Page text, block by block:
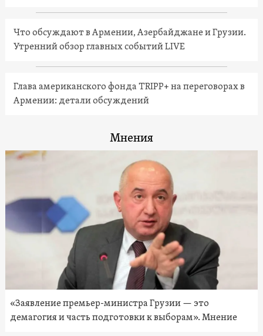
Что обсуждают в Армении, Азербайджане и Грузии.
Утренний обзор главных событий LIVE
Глава американского фонда TRIPP+ на переговорах в
Армении: детали обсуждений
Мнения
«Заявление премьер-министра Грузии — это
демагогия и часть подготовки к выборам». Мнение